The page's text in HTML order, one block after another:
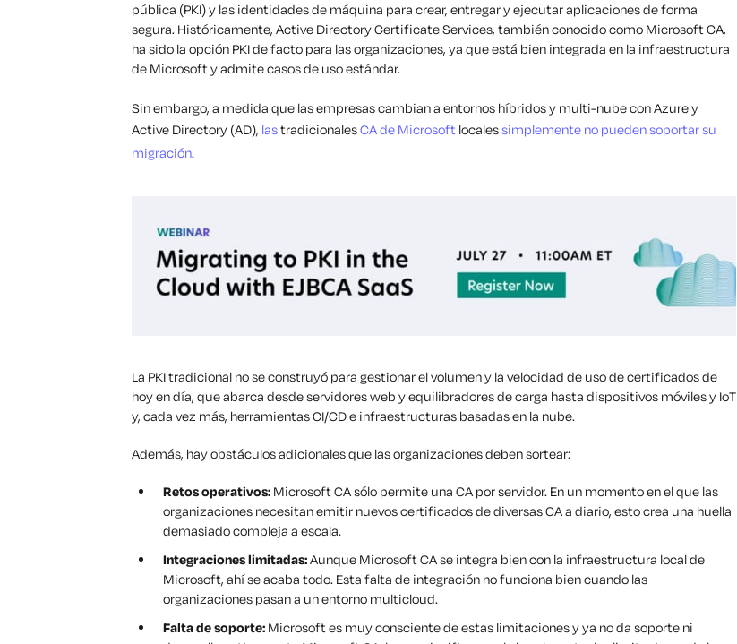
pública (PKI) y las identidades de máquina para crear, entregar y ejecutar aplicaciones de forma
segura. Históricamente, Active Directory Certificate Services, también conocido como Microsoft CA,
ha sido la opción PKI de facto para las organizaciones, ya que está bien integrada en la infraestructura
de Microsoft y admite casos de uso estándar.
Sin embargo, a medida que las empresas cambian a entornos híbridos y multi-nube con Azure y
Active Directory (AD), lastradicionalesCA de Microsoft localessimplemente no pueden soportar su
migración.
La PKI tradicional no se construyó para gestionar el volumen y la velocidad de uso de certificados de
hoy en día, queabarca desde servidores web y equilibradores de carga hasta dispositivos móviles y IoT
y, cada vez más, herramientas CI/CD e infraestructuras basadas en la nube.
Además, hay obstáculos adicionales que las organizaciones deben sortear:
Retos operativos: Microsoft CA sólo permite una CA por servidor. En un momento en el que las
organizaciones necesitan emitir nuevos certificados de diversas CA a diario, esto crea una huella
demasiado compleja a escala.
Integraciones limitadas:Aunque Microsoft CA se integra bien con la infraestructura local de
Microsoft, ahí se acaba todo. Esta falta de integración no funciona bien cuando las
organizaciones pasan a un entorno multicloud.
Falta de soporte: Microsoft es muy consciente de estas limitaciones y ya no da soporte ni